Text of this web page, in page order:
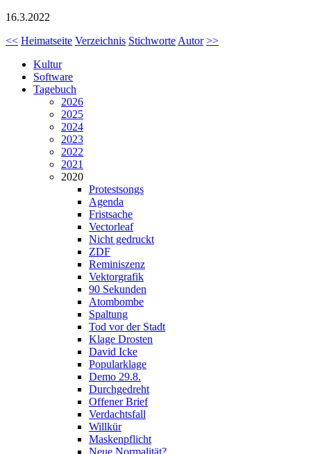
16.3.2022
<< Heimatseite Verzeichnis Stichworte Autor >>
Kultur
Software
Tagebuch
2026
2025
2024
2023
2022
2021
2020
Protestsongs
Agenda
Fristsache
Vectorleaf
Nicht gedruckt
ZDF
Reminiszenz
Vektorgrafik
90 Sekunden
Atombombe
Spaltung
Tod vor der Stadt
Klage Drosten
David Icke
Popularklage
Demo 29.8.
Durchgedreht
Offener Brief
Verdachtsfall
Willkür
Maskenpflicht
Neue Normalität?